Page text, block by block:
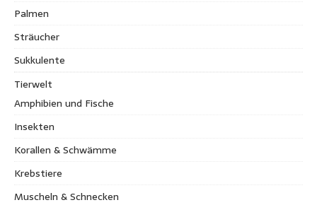
Palmen
Sträucher
Sukkulente
Tierwelt
Amphibien und Fische
Insekten
Korallen & Schwämme
Krebstiere
Muscheln & Schnecken